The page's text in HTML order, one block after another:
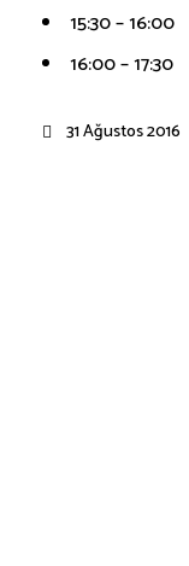
15:30 – 16:00
16:00 –
31 Ağustos 2016